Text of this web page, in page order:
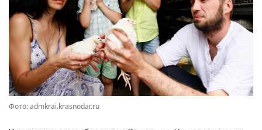
Фото: admkrai.krasnodar.ru